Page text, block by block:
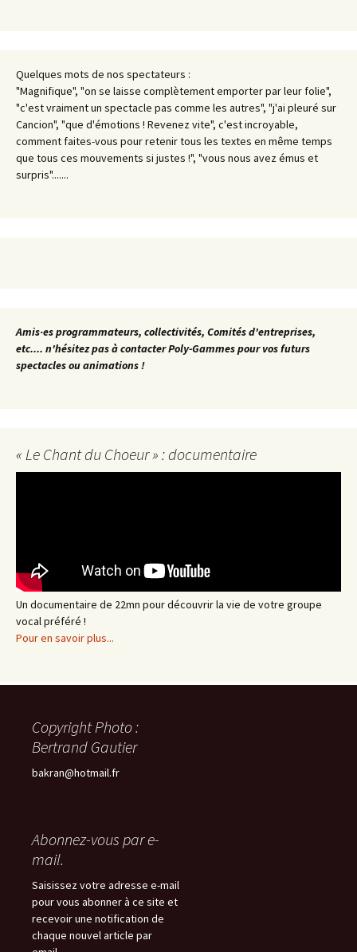
Quelques mots de nos spectateurs :
"Magnifique", "on se laisse complètement emporter par leur folie",
"c'est vraiment un spectacle pas comme les autres", "j'ai pleuré sur
Cancion", "que d'émotions ! Revenez vite", c'est incroyable,
comment faites-vous pour retenir tous les textes en même temps
que tous ces mouvements si justes !", "vous nous avez émus et
surpris".......
Amis·es programmateurs, collectivités, Comités d'entreprises,
etc.... n'hésitez pas à contacter Poly-Gammes pour vos futurs
spectacles ou animations !
« Le Chant du Choeur » : documentaire
Un documentaire de 22mn pour découvrir la vie de votre groupe
vocal préféré !
Pour en savoir plus...
Copyright Photo :
Bertrand Gautier
bakran@hotmail.fr
Abonnez-vous par e-
mail.
Saisissez votre adresse e-mail
pour vous abonner à ce site et
recevoir une notification de
chaque nouvel article par